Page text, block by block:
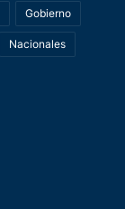
Gobierno
Nacionales